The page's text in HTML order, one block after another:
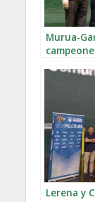
Murua-
Lerena y